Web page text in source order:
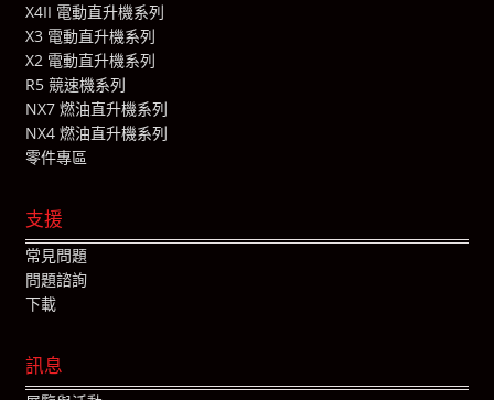
X4II 電動直升機系列
X3 電動直升機系列
X2 電動直升機系列
R5 競速機系列
NX7 燃油直升機系列
NX4 燃油直升機系列
零件專區
支援
常見問題
問題諮詢
下載
訊息